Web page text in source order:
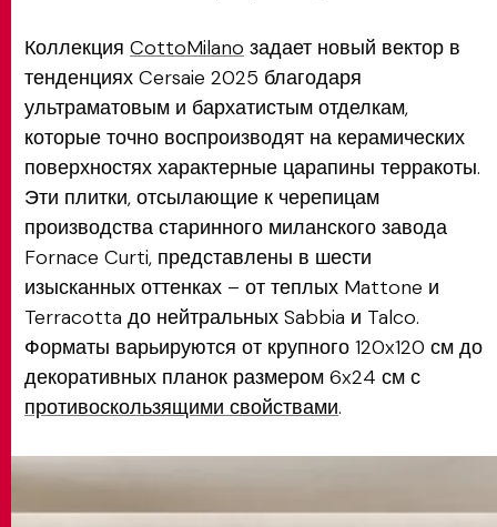
Коллекция CottoMilano задает новый вектор в
тенденциях Cersaie 2025 благодаря
ультраматовым и бархатистым отделкам,
которые точно воспроизводят на керамических
поверхностях характерные царапины терракоты.
Эти плитки, отсылающие к черепицам
производства старинного миланского завода
Fornace Curti, представлены в шести
изысканных оттенках – от теплых Mattone и
Terracotta до нейтральных Sabbia и Talco.
Форматы варьируются от крупного 120x120 см до
декоративных планок размером 6x24 см с
противоскользящими свойствами.